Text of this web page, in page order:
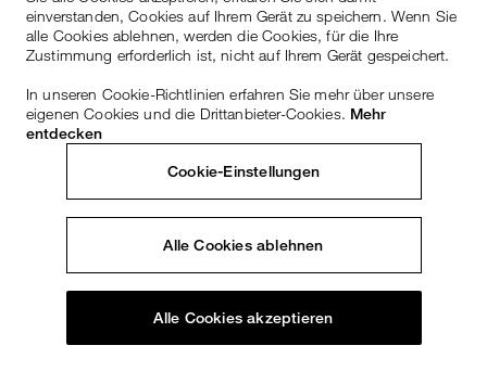
einverstanden, Cookies auf Ihrem Gerät zu speichern. Wenn Sie
alle Cookies ablehnen, werden die Cookies, für die Ihre
Zustimmung erforderlich ist, nicht auf Ihrem Gerät gespeichert.
In unseren Cookie-Richtlinien erfahren Sie mehr über unsere
eigenen Cookies und die Drittanbieter-Cookies. Mehr
entdecken
Cookie-Einstellungen
Alle Cookies ablehnen
Alle Cookies akzeptieren